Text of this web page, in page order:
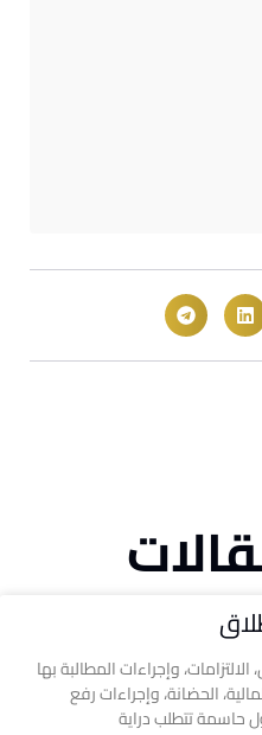
وإجراءات المطالبة بها
الحضانة، وإجراءات رفع
حاسمة تتطلب دراية